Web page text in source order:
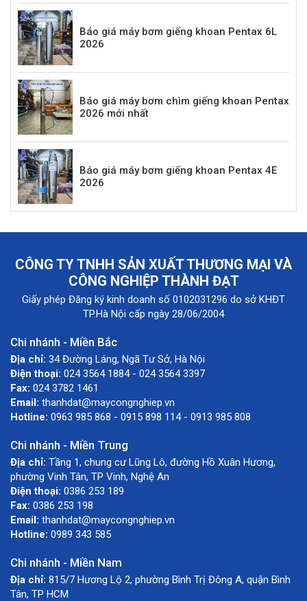
Báo giá máy bơm giếng khoan Pentax 6L
2026
Báo giá máy bơm chìm giếng khoan Pentax
2026 mới nhất
Báo giá máy bơm giếng khoan Pentax 4E
2026
CÔNG TY TNHH SẢN XUẤT THƯƠNG MẠI VÀ
CÔNG NGHIỆP THÀNH ĐẠT
Giấy phép Đăng ký kinh doanh số 0102031296 do sở KHĐT
TP.Hà Nội cấp ngày 28/06/2004
Chi nhánh - Miền Bắc
Địa chỉ: 34 Đường Láng, Ngã Tư Sở, Hà Nội
Điện thoại: 024 3564 1884 - 024 3564 3397
Fax: 024 3782 1461
Email: thanhdat@maycongnghiep.vn
Hotline: 0963 985 868 - 0915 898 114 - 0913 985 808
Chi nhánh - Miền Trung
Địa chỉ: Tầng 1, chung cư Lũng Lô, đường Hồ Xuân Hương,
phường Vinh Tân, TP Vinh, Nghệ An
Điện thoại: 0386 253 189
Fax: 0386 253 198
Email: thanhdat@maycongnghiep.vn
Hotline: 0989 343 585
Chi nhánh - Miền Nam
Địa chỉ: 815/7 Hương Lộ 2, phường Bình Trị Đông A, quận Bình
Tân, TP HCM